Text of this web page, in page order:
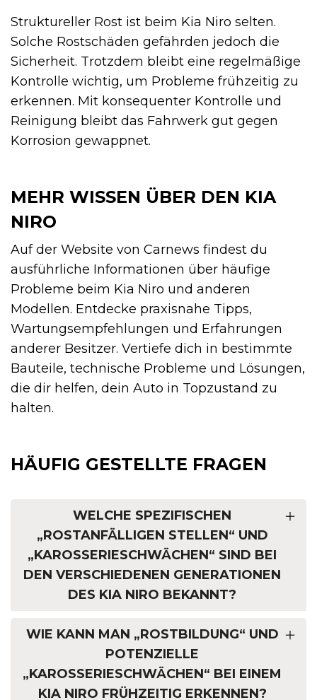
Struktureller Rost ist beim Kia Niro selten.
Solche Rostschäden gefährden jedoch die
Sicherheit. Trotzdem bleibt eine regelmäßige
Kontrolle wichtig, um Probleme frühzeitig zu
erkennen. Mit konsequenter Kontrolle und
Reinigung bleibt das Fahrwerk gut gegen
Korrosion gewappnet.
MEHR WISSEN ÜBER DEN KIA
NIRO
Auf der Website von Carnews findest du
ausführliche Informationen über häufige
Probleme beim Kia Niro und anderen
Modellen. Entdecke praxisnahe Tipps,
Wartungsempfehlungen und Erfahrungen
anderer Besitzer. Vertiefe dich in bestimmte
Bauteile, technische Probleme und Lösungen,
die dir helfen, dein Auto in Topzustand zu
halten.
HÄUFIG GESTELLTE FRAGEN
WELCHE SPEZIFISCHEN
„ROSTANFÄLLIGEN STELLEN“ UND
„KAROSSERIESCHWÄCHEN“ SIND BEI
DEN VERSCHIEDENEN GENERATIONEN
DES KIA NIRO BEKANNT?
WIE KANN MAN „ROSTBILDUNG“ UND
POTENZIELLE
„KAROSSERIESCHWÄCHEN“ BEI EINEM
KIA NIRO FRÜHZEITIG ERKENNEN?